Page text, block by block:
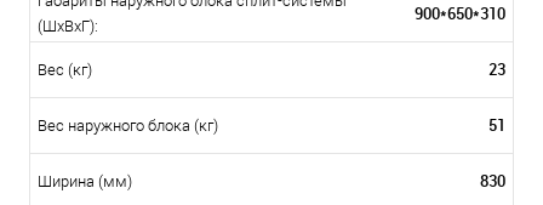
(ШxВxГ):
900*650*310
Вес (кг) 23
Вес наружного блока (кг) 51
Ширина (мм) 830